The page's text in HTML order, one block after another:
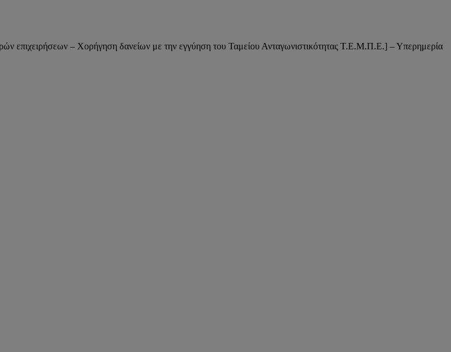
επιχειρήσεων – Χορήγηση δανείων με την εγγύηση του Ταμείου Ανταγωνιστικότητας Τ.Ε.Μ.Π.Ε.] – Υπερημερία